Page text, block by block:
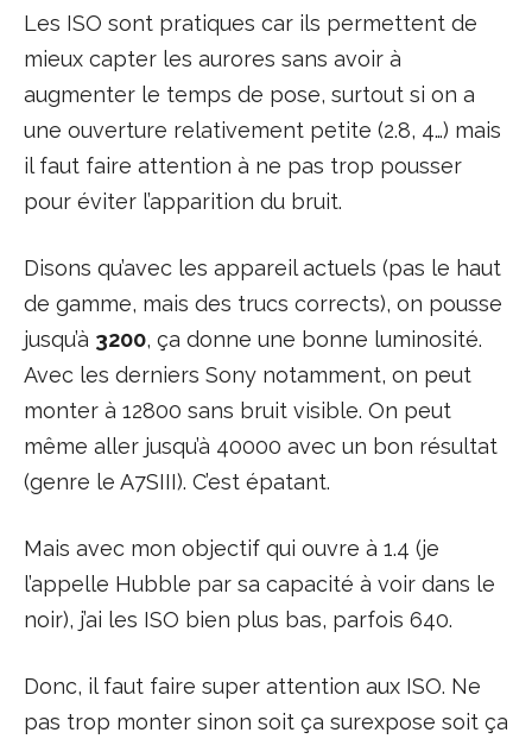
Les ISO sont pratiques car ils permettent de
mieux capter les aurores sans avoir à
augmenter le temps de pose, surtout si on a
une ouverture relativement petite (2.8, 4…) mais
il faut faire attention à ne pas trop pousser
pour éviter l’apparition du bruit.
Disons qu’avec les appareil actuels (pas le haut
de gamme, mais des trucs corrects), on pousse
jusqu’à 3200, ça donne une bonne luminosité.
Avec les derniers Sony notamment, on peut
monter à 12800 sans bruit visible. On peut
même aller jusqu’à 40000 avec un bon résultat
(genre le A7SIII). C’est épatant.
Mais avec mon objectif qui ouvre à 1.4 (je
l’appelle Hubble par sa capacité à voir dans le
noir), j’ai les ISO bien plus bas, parfois 640.
Donc, il faut faire super attention aux ISO. Ne
pas trop monter sinon soit ça surexpose soit ça